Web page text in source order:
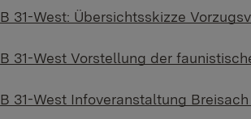
B 31-West: Übersichtsskizze
B 31-West Vorstellung der
B 31-West Infoveranstaltung